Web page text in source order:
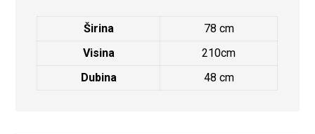
Širina
78 cm
Visina
210cm
Dubina
48 cm